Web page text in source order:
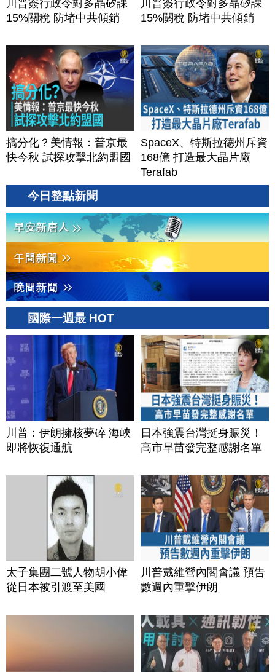
川普簽行政令對多晶矽課
15%關稅 防堵中共傾銷
川普簽行政令對多晶矽課
15%關稅 防堵中共傾銷
搞分化？美情報：普京最
快今秋 試探攻擊北約盟國
SpaceX、特斯拉德州斥資
168億 打造最大晶片廠
Terafab
今日整點新聞
國際一週最 HOT
川普：伊朗擁核夢碎 海峽
即將恢復通航
日本強震台灣挺身賑災！
高市早苗發完整感謝名單
太子集團二號人物胡小偉
從日本被引渡至美國
川普戴維營內閣會議 預告
數週內重擊伊朗